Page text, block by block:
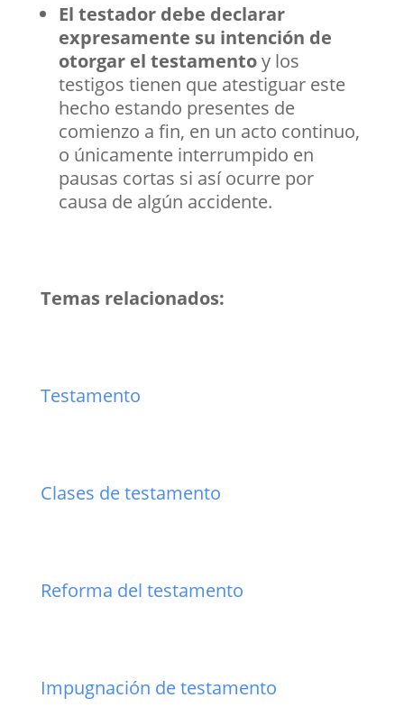
El testador debe declarar
expresamente su intención de
otorgar el testamentoy los
testigos tienen que atestiguar este
hecho estando presentes de
comienzo a fin, en un acto continuo,
o únicamente interrumpido en
pausas cortas si así ocurre por
causa de algún accidente.
Temas relacionados:
Testamento
Clases de testamento
Reforma del testamento
Impugnación de testamento